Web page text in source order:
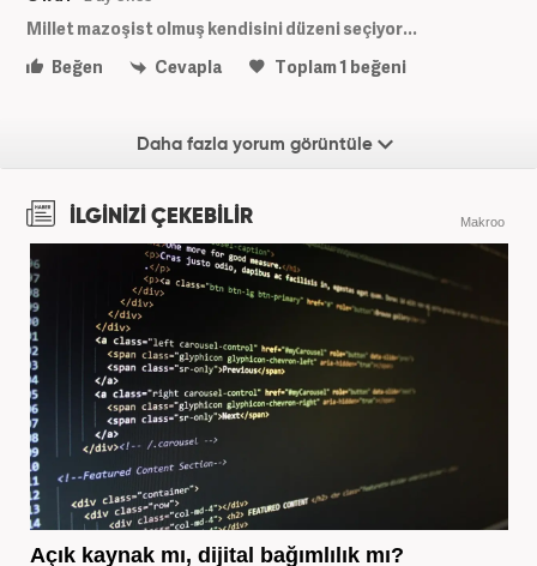
Millet mazoşist olmuş kendisini düzeni seçiyor...
Beğen
Cevapla Toplam1 beğeni
Daha fazla yorum görüntüle
İLGİNİZİ ÇEKEBİLİR Makroo
Açık kaynak mı, dijital bağımlılık mı?